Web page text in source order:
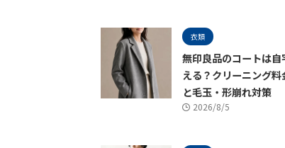
衣類
無印良品のコートは自
える？クリーニング料
と毛玉・形崩れ対策
2026/8/5